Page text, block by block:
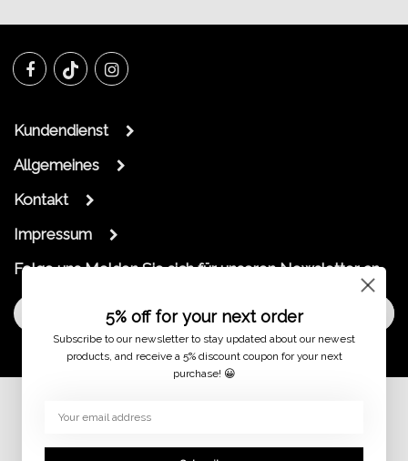
Kundendienst
Allgemeines
Kontakt
Impressum
Folge uns Melden Sie sich für unseren Newsletter an
Melde dich an
5% off for your next order
Subscribe to our newsletter to stay updated about our newest
products, and receive a 5% discount coupon for your next
purchase! 😀